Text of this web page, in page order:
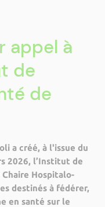
appel à
de
de
a créé, à l'issue du
2026, l’Institut de
Hospitalo-
destinés à fédérer,
en santé sur le